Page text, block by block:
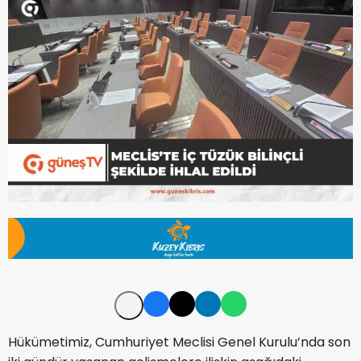
Hükümetimiz, Cumhuriyet Meclisi Genel Kurulu’nda son